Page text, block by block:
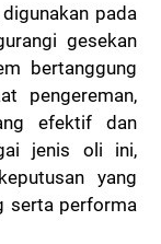
pada
gesekan
bertanggung
pengereman,
efektif dan
jenis oli ini,
yang
serta performa